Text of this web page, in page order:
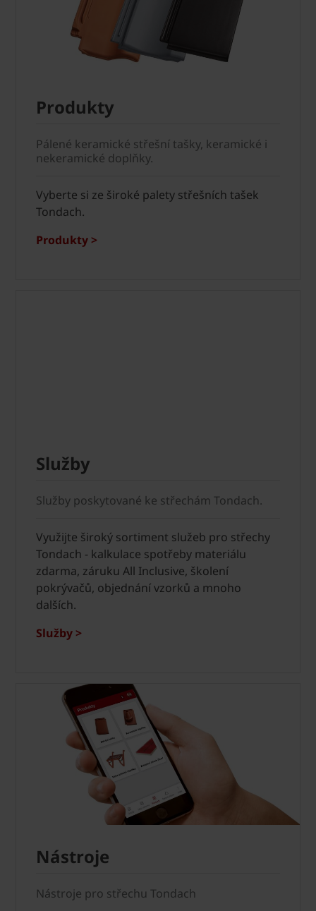
Produkty
Pálené keramické střešní tašky, keramické i
nekeramické doplňky.
Vyberte si ze široké palety střešních tašek
Tondach.
Produkty >
Služby
Služby poskytované ke střechám Tondach.
Využijte široký sortiment služeb pro střechy
Tondach - kalkulace spotřeby materiálu
zdarma, záruku All Inclusive, školení
pokrývačů, objednání vzorků a mnoho
dalších.
Služby >
Nástroje
Nástroje pro střechu Tondach